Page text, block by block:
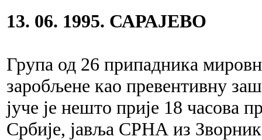
13. 06. 1995. САРАЈЕВО
Група од 26 припадника
заробљене као превентивну
јуче је нешто прије 18 часова
Србије, јавља СРНА из